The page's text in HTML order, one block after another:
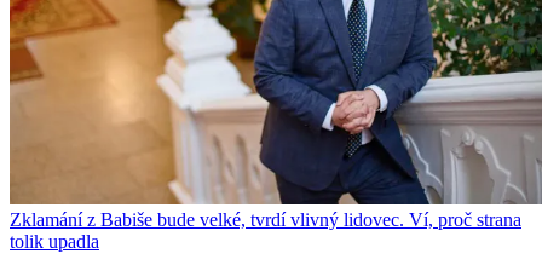
Zklamání z Babiše bude velké, tvrdí vlivný lidovec. Ví, proč strana
tolik upadla